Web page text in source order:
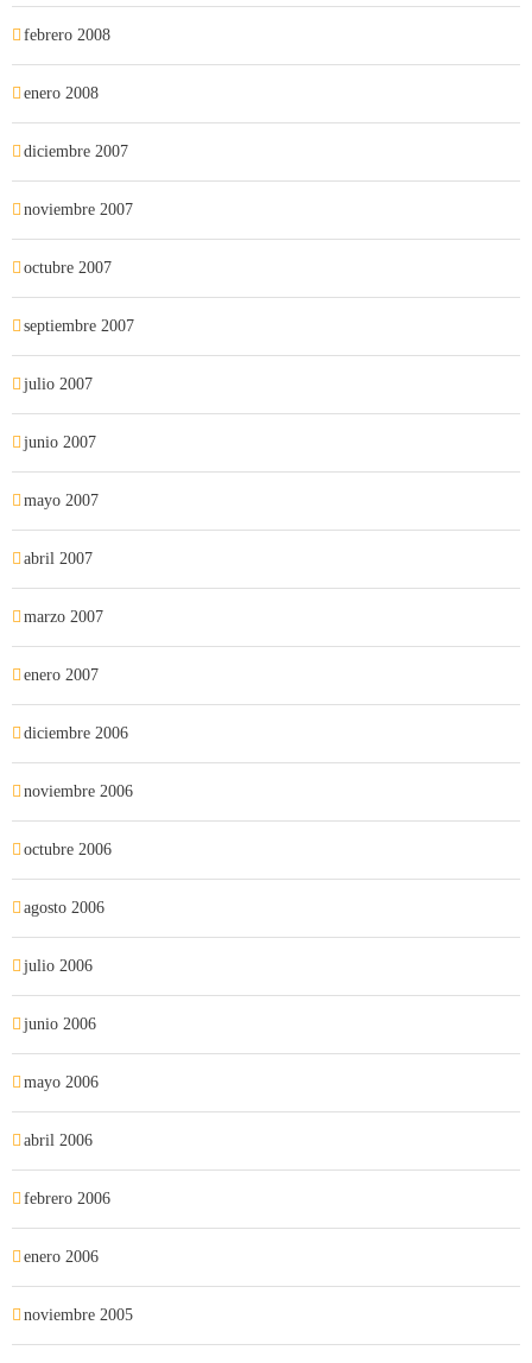
febrero 2008
enero 2008
diciembre 2007
noviembre 2007
octubre 2007
septiembre 2007
julio 2007
junio 2007
mayo 2007
abril 2007
marzo 2007
enero 2007
diciembre 2006
noviembre 2006
octubre 2006
agosto 2006
julio 2006
junio 2006
mayo 2006
abril 2006
febrero 2006
enero 2006
noviembre 2005